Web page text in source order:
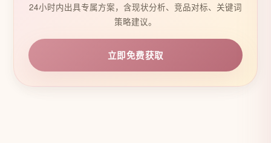
24小时内出具专属方案，含现状分析、竞品对标、关键词
策略建议。
立即免费获取